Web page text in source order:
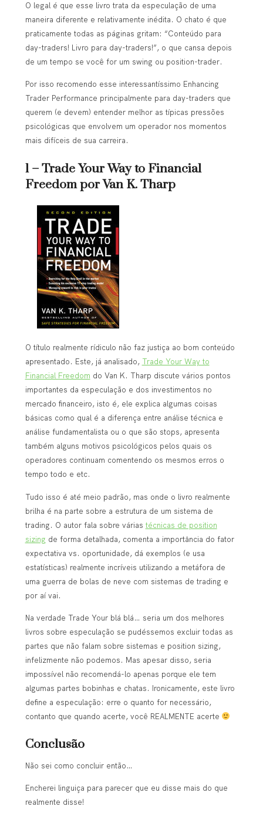
O legal é que esse livro trata da especulação de uma
maneira diferente e relativamente inédita. O chato é que
praticamente todas as páginas gritam: “Conteúdo para
day-traders! Livro para day-traders!”, o que cansa depois
de um tempo se você for um swing ou position-trader.
Por isso recomendo esse interessantíssimo Enhancing
Trader Performance principalmente para day-traders que
querem (e devem) entender melhor as típicas pressões
psicológicas que envolvem um operador nos momentos
mais difíceis de sua carreira.
1 – Trade Your Way to Financial
Freedom por Van K. Tharp
O título realmente rídiculo não faz justiça ao bom conteúdo
apresentado. Este, já analisado, Trade Your Way to
Financial Freedom do Van K. Tharp discute vários pontos
importantes da especulação e dos investimentos no
mercado financeiro, isto é, ele explica algumas coisas
básicas como qual é a diferença entre análise técnica e
análise fundamentalista ou o que são stops, apresenta
também alguns motivos psicológicos pelos quais os
operadores continuam comentendo os mesmos erros o
tempo todo e etc.
Tudo isso é até meio padrão, mas onde o livro realmente
brilha é na parte sobre a estrutura de um sistema de
trading. O autor fala sobre várias técnicas de position
sizing de forma detalhada, comenta a importância do fator
expectativa vs. oportunidade, dá exemplos (e usa
estatísticas) realmente incríveis utilizando a metáfora de
uma guerra de bolas de neve com sistemas de trading e
por aí vai.
Na verdade Trade Your blá blá… seria um dos melhores
livros sobre especulação se pudéssemos excluir todas as
partes que não falam sobre sistemas e position sizing,
infelizmente não podemos. Mas apesar disso, seria
impossível não recomendá-lo apenas porque ele tem
algumas partes bobinhas e chatas. Ironicamente, este livro
define a especulação: erre o quanto for necessário,
contanto que quando acerte, você REALMENTE acerte
Conclusão
Não sei como concluir então…
Encherei linguiça para parecer que eu disse mais do que
realmente disse!